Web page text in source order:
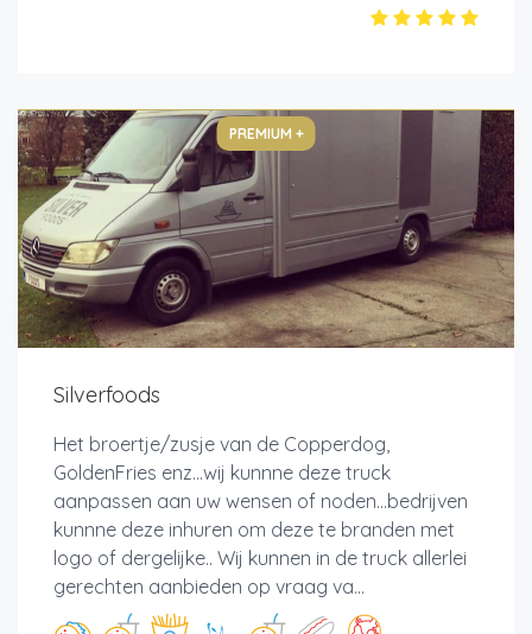
PREMIUM +
Silverfoods
Het broertje/zusje van de Copperdog,
GoldenFries enz...wij kunnne deze truck
aanpassen aan uw wensen of noden...bedrijven
kunnne deze inhuren om deze te branden met
logo of dergelijke.. Wij kunnen in de truck allerlei
gerechten aanbieden op vraag va...